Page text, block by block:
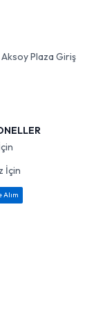
Plaza Giriş
İçin
Alım